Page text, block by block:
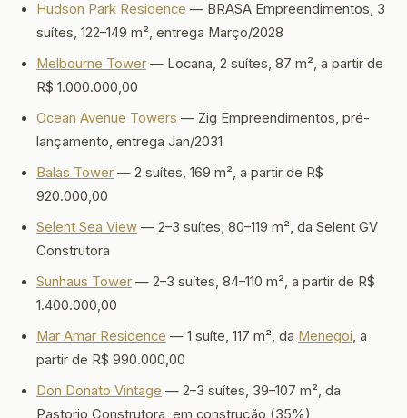
Hudson Park Residence — BRASA Empreendimentos, 3
suítes, 122–149 m², entrega Março/2028
Melbourne Tower — Locana, 2 suítes, 87 m², a partir de
R$ 1.000.000,00
Ocean Avenue Towers — Zig Empreendimentos, pré-
lançamento, entrega Jan/2031
Balas Tower — 2 suítes, 169 m², a partir de R$
920.000,00
Selent Sea View — 2–3 suítes, 80–119 m², da Selent GV
Construtora
Sunhaus Tower — 2–3 suítes, 84–110 m², a partir de R$
1.400.000,00
Mar Amar Residence — 1 suíte, 117 m², da Menegoi, a
partir de R$ 990.000,00
Don Donato Vintage — 2–3 suítes, 39–107 m², da
Pastorio Construtora, em construção (35%)